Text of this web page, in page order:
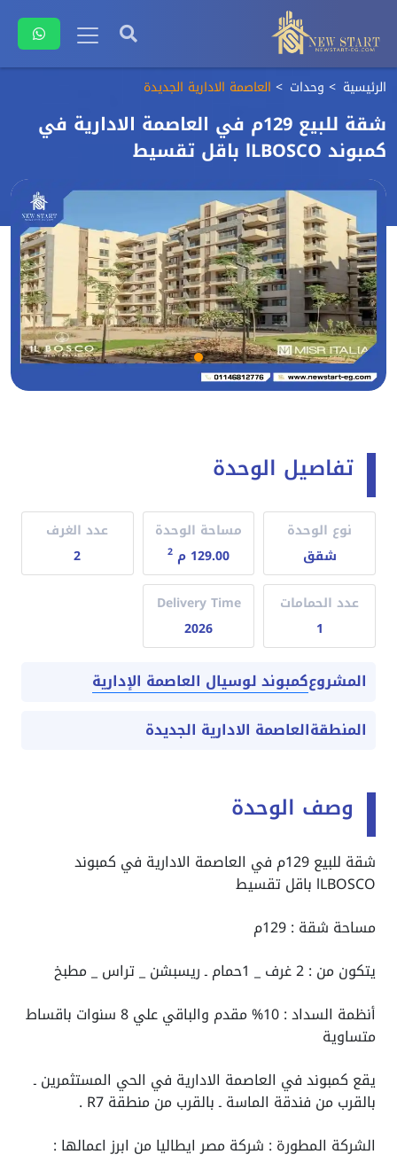
الرئيسية وحدات العاصمة الادارية الجديدة
شقة للبيع 129م في العاصمة الادارية في
كمبوند lLBOSCO باقل تقسيط
تفاصيل الوحدة
نوع الوحدة
شقق
مساحة الوحدة
129.00 م
2
عدد الغرف
2
عدد الحمامات
1
Delivery Time
2026
المشروعكمبوند لوسيال العاصمة الإدارية
المنطقةالعاصمة الادارية الجديدة
وصف الوحدة
شقة للبيع 129م في العاصمة الادارية في كمبوند
lLBOSCO باقل تقسيط
مساحة شقة : 129م
يتكون من : 2 غرف _ 1حمام ـ ريسبشن _ تراس _ مطبخ
أنظمة السداد : 10% مقدم والباقي علي 8 سنوات باقساط
متساوية
يقع كمبوند في العاصمة الادارية في الحي المستثمرين ـ
بالقرب من فندقة الماسة ـ بالقرب من منطقة R7 .
الشركة المطورة : شركة مصر ايطاليا من ابرز اعمالها :